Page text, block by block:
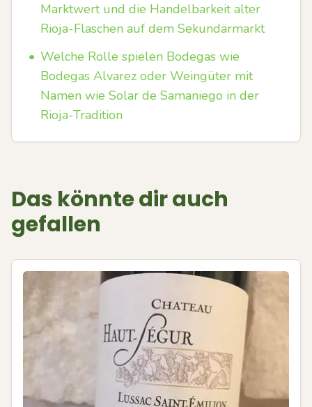
Marktwert und die Handelbarkeit alter
Rioja-Flaschen auf dem Sekundärmarkt
• Welche Rolle spielen Bodegas wie
Bodegas Alvarez oder Weingüter mit
Namen wie Solar de Samaniego in der
Rioja-Tradition
Das könnte dir auch
gefallen